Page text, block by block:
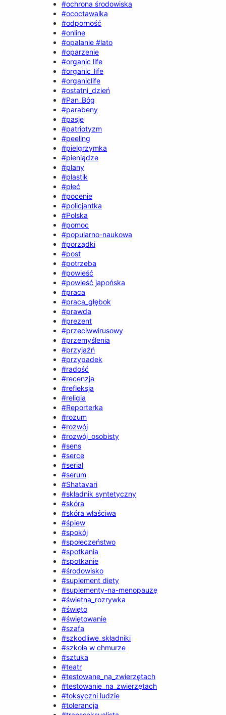
#ochrona środowiska
#ococtawalka
#odporność
#online
#opalanie #lato
#oparzenie
#organic life
#organic_life
#organiclife
#ostatni_dzień
#Pan_Bóg
#parabeny
#pasje
#patriotyzm
#peeling
#pielgrzymka
#pieniądze
#plany
#plastik
#płeć
#pocenie
#policjantka
#Polska
#pomoc
#popularno-naukowa
#porządki
#post
#potrzeba
#powieść
#powieść japońska
#praca
#praca_głębok
#prawda
#prezent
#przeciwwirusowy
#przemyślenia
#przyjaźń
#przypadek
#radość
#recenzja
#refleksja
#religia
#Reporterka
#rozum
#rozwój
#rozwój_osobisty
#sens
#serce
#serial
#serum
#Shatavari
#składnik syntetyczny
#skóra
#skóra właściwa
#śpiew
#spokój
#społeczeństwo
#spotkania
#spotkanie
#środowisko
#suplement diety
#suplementy-na-menopauzę
#świetna_rozrywka
#święto
#świętowanie
#szafa
#szkodliwe_składniki
#szkoła w chmurze
#sztuka
#teatr
#testowane_na_zwierzętach
#testowanie_na_zwierzętach
#toksyczni ludzie
#tolerancja